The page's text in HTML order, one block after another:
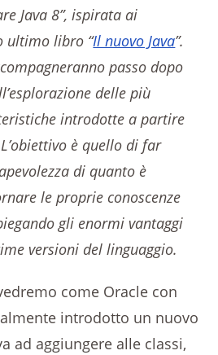
Java 8”, ispirata ai
ultimo libro “Il nuovo Java”.
passo dopo
delle più
introdotte a partire
è quello di far
di quanto è
le proprie conoscenze
gli enormi vantaggi
versioni del linguaggio.
come Oracle con
introdotto un nuovo
ad aggiungere alle classi,